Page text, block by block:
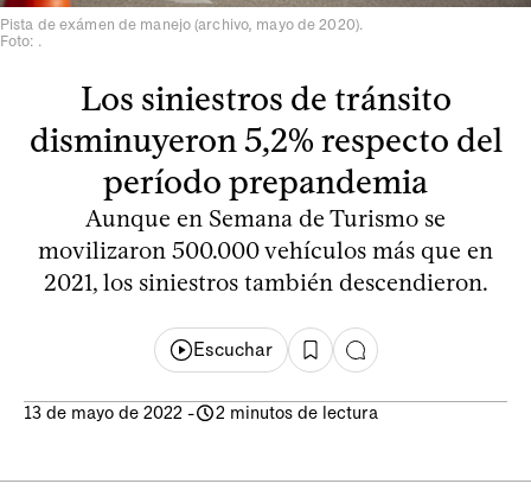
Pista de exámen de manejo (archivo, mayo de 2020).
Foto: .
Los siniestros de tránsito
disminuyeron 5,2% respecto del
período prepandemia
Aunque en Semana de Turismo se
movilizaron 500.000 vehículos más que en
2021, los siniestros también descendieron.
Escuchar
13 de mayo de 2022 - 2 minutos de lectura